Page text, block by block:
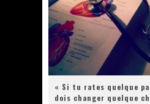
« Si tu rates quelque
dois changer quelque